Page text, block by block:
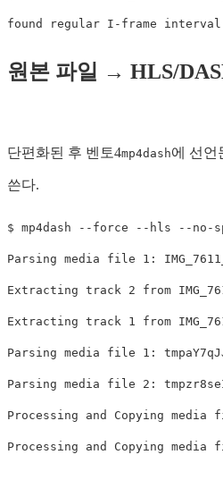
원본 파일 → HLS/
단편화된 후 벤토4mp4dash에 선언
쓴다.
$ mp4dash --force --hls --no-
Parsing media file 1:
Extracting track 2 from
Extracting track 1 from
Parsing media file 1:
Parsing media file 2:
Processing and Copying